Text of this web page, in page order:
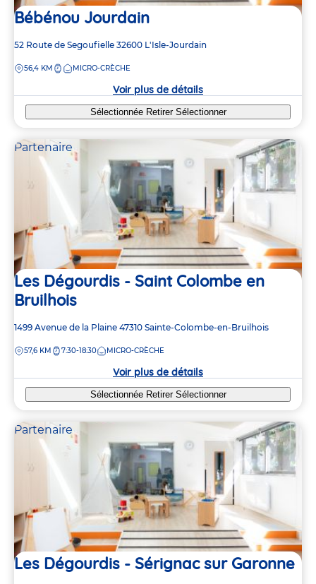
Bébénou Jourdain
Adresse
la
52 Route de Segoufielle 32600 L'Isle-Jourdain
DISTANCE
56,4 KM MICRO-CRÈCHE
Voir plus de détails
Sélectionnée Retirer Sélectionner
Partenaire
Les Dégourdis - Saint Colombe en
Bruilhois
Adresse
la
1499 Avenue de la Plaine 47310 Sainte-Colombe-en-Bruilhois
DISTANCE
57,6 KM 7:30-18:30 MICRO-CRÈCHE
Voir plus de détails
Sélectionnée Retirer Sélectionner
Partenaire
Les Dégourdis - Sérignac sur Garonne